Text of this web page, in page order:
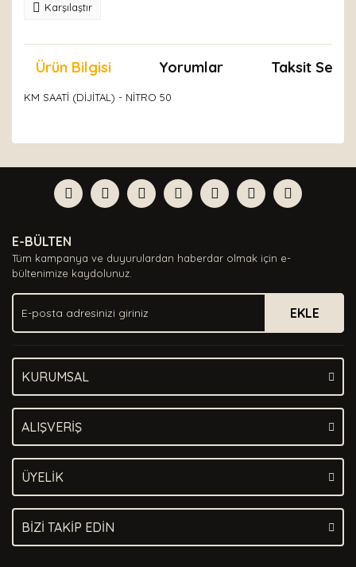
Karşılaştır
Ürün Bilgisi Yorumlar Taksit
KM SAATİ (DİJİTAL) - NİTRO 50
Yorum Yaz
formunu kullanarak tarafımıza iletebilirsiniz.
Görüş ve önerileriniz için teşekkür ederiz.
Ürün açıklamasında eksik bilgiler bulunuyor.
Ürün bilgilerinde hatalar bulunuyor.
Ürün fiyatı diğer sitelerden daha pahalı.
Bu ürüne benzer farklı alternatifler olmalı.
E-BÜLTEN
Tüm kampanya ve duyurulardan haberdar olmak için e-
bültenimize kaydolunuz.
EKLE
KURUMSAL
ALIŞVERİŞ
ÜYELİK
BİZİ TAKİP EDİN